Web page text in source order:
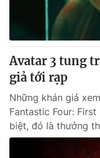
Avatar 3 tung
giả tới rạp
Những khán giả
Fantastic Four:
biệt, đó là thưởng